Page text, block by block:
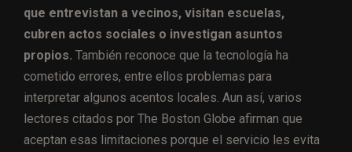
que entrevistan a vecinos, visitan escuelas,
cubren actos sociales o investigan asuntos
propios. También reconoce que la tecnología ha
cometido errores, entre ellos problemas para
interpretar algunos acentos locales. Aun así, varios
lectores citados por The Boston Globe afirman que
aceptan esas limitaciones porque el servicio les evita